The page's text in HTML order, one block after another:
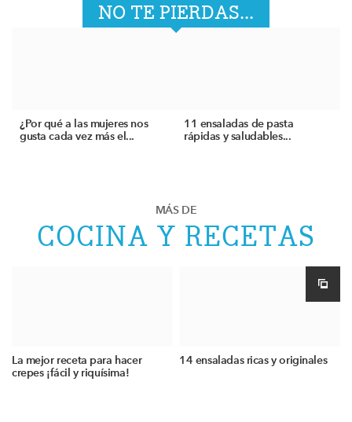
NO TE PIERDAS...
¿Por qué a las mujeres nos
gusta cada vez más el...
11 ensaladas de pasta
rápidas y saludables...
MÁS DE
COCINA Y RECETAS
La mejor receta para hacer
crepes ¡fácil y riquísima!
14 ensaladas ricas y originales